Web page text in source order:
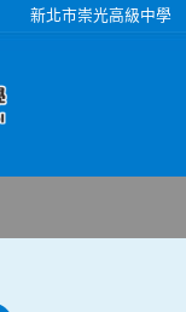
新北市崇光高級中學